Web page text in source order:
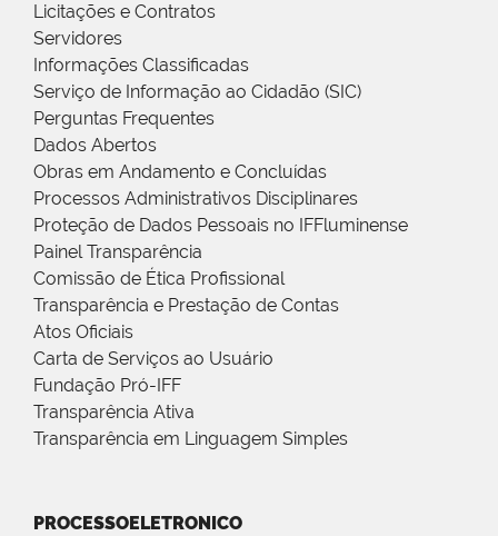
Licitações e Contratos
Servidores
Informações Classificadas
Serviço de Informação ao Cidadão (SIC)
Perguntas Frequentes
Dados Abertos
Obras em Andamento e Concluídas
Processos Administrativos Disciplinares
Proteção de Dados Pessoais no IFFluminense
Painel Transparência
Comissão de Ética Profissional
Transparência e Prestação de Contas
Atos Oficiais
Carta de Serviços ao Usuário
Fundação Pró-IFF
Transparência Ativa
Transparência em Linguagem Simples
PROCESSOELETRONICO